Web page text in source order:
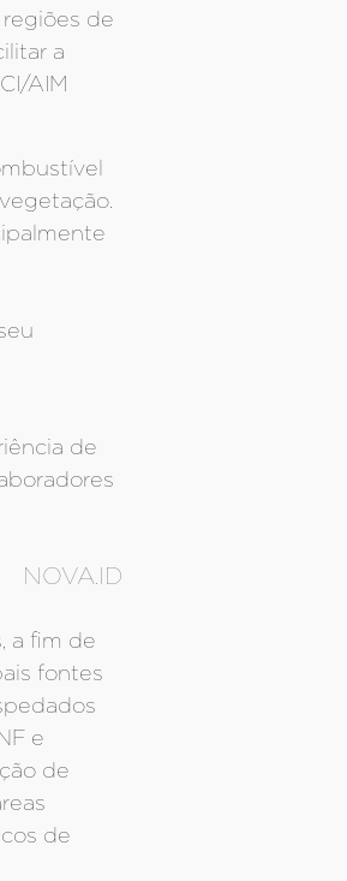
de
a
AIM
de
NOVA.ID
a fim de
fontes
e
de
de